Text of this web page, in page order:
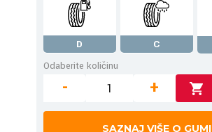
D C
Odaberite količinu
- +
SAZNAJ VIŠE O GUMI